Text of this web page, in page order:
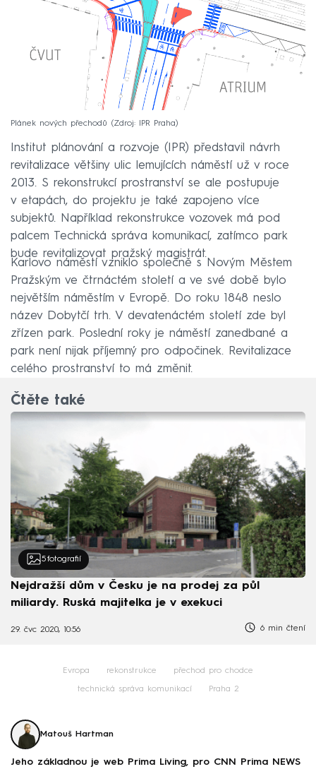
Plánek nových přechodů Zdroj: IPR Praha
Institut plánování a rozvoje (IPR) představil návrh
revitalizace většiny ulic lemujících náměstí už v roce
2013. S rekonstrukcí prostranství se ale postupuje
v etapách, do projektu je také zapojeno více
subjektů. Například rekonstrukce vozovek má pod
palcem Technická správa komunikací, zatímco park
bude revitalizovat pražský magistrát.
Karlovo náměstí vzniklo společně s Novým Městem
Pražským ve čtrnáctém století a ve své době bylo
největším náměstím v Evropě. Do roku 1848 neslo
název Dobytčí trh. V devatenáctém století zde byl
zřízen park. Poslední roky je náměstí zanedbané a
park není nijak příjemný pro odpočinek. Revitalizace
celého prostranství to má změnit.
Čtěte také
5 fotografií
Nejdražší dům v Česku je na prodej za půl
miliardy. Ruská majitelka je v exekuci
29. čvc 2020, 10:56 6 min čtení
Evropa rekonstrukce přechod pro chodce
technická správa komunikací Praha 2
Matouš Hartman
Jeho základnou je web Prima Living, pro CNN Prima NEWS